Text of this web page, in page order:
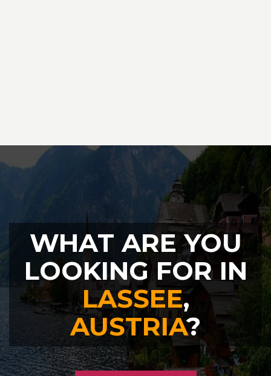
WHAT ARE YOU
LOOKING FOR IN
LASSEE,
AUSTRIA?